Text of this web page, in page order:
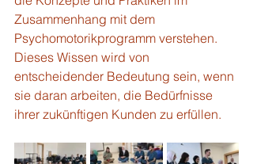
Zusammenhang mit dem
Psychomotorikprogramm verstehen.
Dieses Wissen wird von
entscheidender Bedeutung sein, wenn
sie daran arbeiten, die Bedürfnisse
ihrer zukünftigen Kunden zu erfüllen.